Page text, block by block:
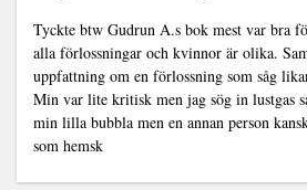
Tyckte btw Gudrun A.s bok mest var bra
alla förlossningar och kvinnor är olika.
uppfattning om en förlossning som såg
Min var lite kritisk men jag sög in lustgas
min lilla bubbla men en annan person
som hemsk